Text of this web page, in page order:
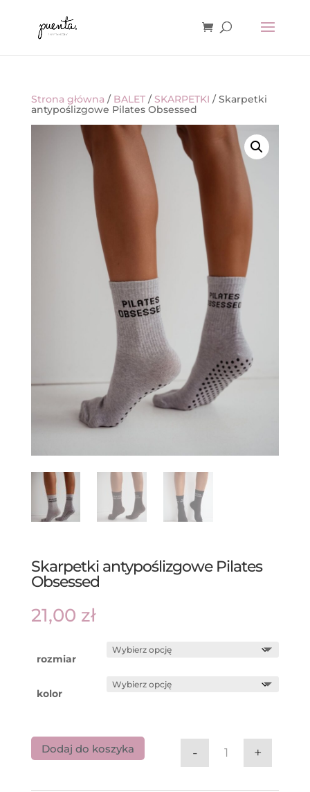
Strona główna / BALET/ SKARPETKI / Skarpetki
antypoślizgowe Pilates Obsessed
Skarpetki antypoślizgowe Pilates
Obsessed
21,00 zł
rozmiar
kolor
ilość Skarpetki
- +
Dodaj do koszyka